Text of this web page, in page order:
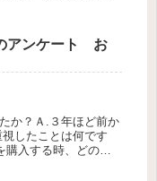
アンケート お
か？Ａ.３年ほど前か
したことは何です
購入する時、どのよ